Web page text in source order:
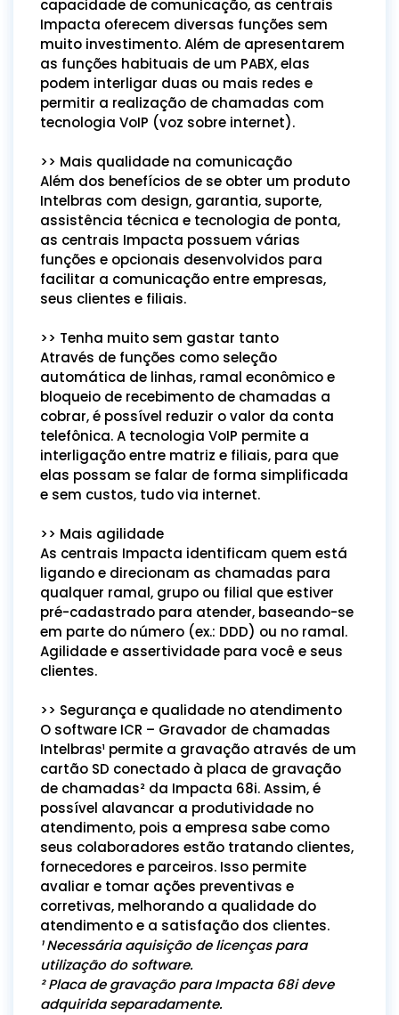
capacidade de comunicação, as centrais
Impacta oferecem diversas funções sem
muito investimento. Além de apresentarem
as funções habituais de um PABX, elas
podem interligar duas ou mais redes e
permitir a realização de chamadas com
tecnologia VoIP (voz sobre internet).
>> Mais qualidade na comunicação
Além dos benefícios de se obter um produto
Intelbras com design, garantia, suporte,
assistência técnica e tecnologia de ponta,
as centrais Impacta possuem várias
funções e opcionais desenvolvidos para
facilitar a comunicação entre empresas,
seus clientes e filiais.
>> Tenha muito sem gastar tanto
Através de funções como seleção
automática de linhas, ramal econômico e
bloqueio de recebimento de chamadas a
cobrar, é possível reduzir o valor da conta
telefônica. A tecnologia VoIP permite a
interligação entre matriz e filiais, para que
elas possam se falar de forma simplificada
e sem custos, tudo via internet.
>> Mais agilidade
As centrais Impacta identificam quem está
ligando e direcionam as chamadas para
qualquer ramal, grupo ou filial que estiver
pré-cadastrado para atender, baseando-se
em parte do número (ex.: DDD) ou no ramal.
Agilidade e assertividade para você e seus
clientes.
>> Segurança e qualidade no atendimento
O software ICR – Gravador de chamadas
Intelbras¹ permite a gravação através de um
cartão SD conectado à placa de gravação
de chamadas² da Impacta 68i. Assim, é
possível alavancar a produtividade no
atendimento, pois a empresa sabe como
seus colaboradores estão tratando clientes,
fornecedores e parceiros. Isso permite
avaliar e tomar ações preventivas e
corretivas, melhorando a qualidade do
atendimento e a satisfação dos clientes.
¹ Necessária aquisição de licenças para
utilização do software.
² Placa de gravação para Impacta 68i deve
adquirida separadamente.